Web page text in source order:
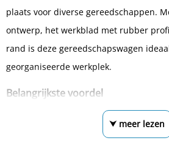
plaats voor diverse gereedschappen.
ontwerp, het werkblad met rubber
rand is deze gereedschapswagen
georganiseerde werkplek.
Belangrijkste voordel
⮟ meer lezen